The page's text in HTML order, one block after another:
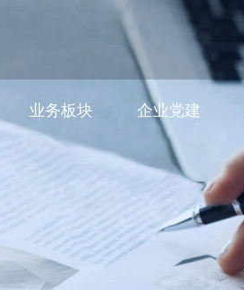
业务板块 企业党建